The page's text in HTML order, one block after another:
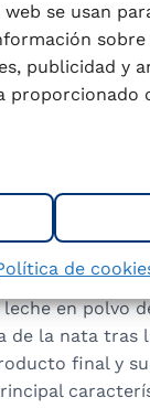
se usan
publicidad y
proporcionado
de
además,
en polvo
de la nata tras
final y